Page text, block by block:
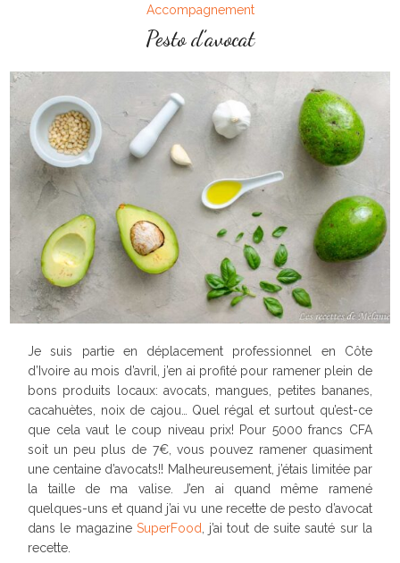
Accompagnement
Pesto d’avocat
Je suis partie en déplacement professionnel en Côte
d’Ivoire au mois d’avril, j’en ai profité pour ramener plein de
bons produits locaux: avocats, mangues, petites bananes,
cacahuètes, noix de cajou… Quel régal et surtout qu’est-ce
que cela vaut le coup niveau prix! Pour 5000 francs CFA
soit un peu plus de 7€, vous pouvez ramener quasiment
une centaine d’avocats!! Malheureusement, j’étais limitée par
la taille de ma valise. J’en ai quand même ramené
quelques-uns et quand j’ai vu une recette de pesto d’avocat
dans le magazine SuperFood, j’ai tout de suite sauté sur la
recette.